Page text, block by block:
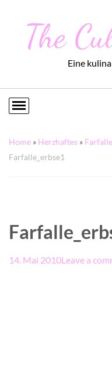
The
Eine
Home » Herzhaftes »
Farfalle_erbse1
14. Mai 2010Leave a